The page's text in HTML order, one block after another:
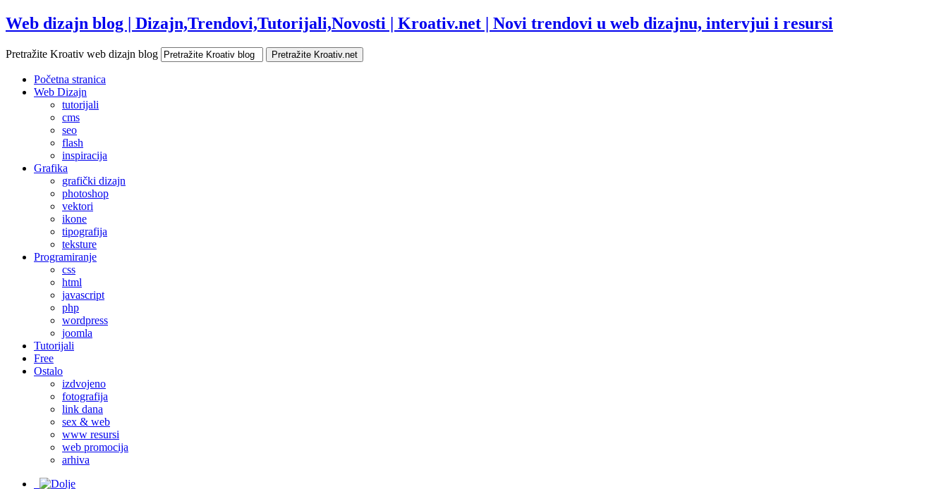
Web dizajn blog | Dizajn,Trendovi,Tutorijali,Novosti | Kroativ.net | Novi trendovi u web dizajnu, intervjui i resursi
Pretražite Kroativ web dizajn blog
Početna stranica
Web Dizajn
tutorijali
cms
seo
flash
inspiracija
Grafika
grafički dizajn
photoshop
vektori
ikone
tipografija
teksture
Programiranje
css
html
javascript
php
wordpress
joomla
Tutorijali
Free
Ostalo
izdvojeno
fotografija
link dana
sex & web
www resursi
web promocija
arhiva